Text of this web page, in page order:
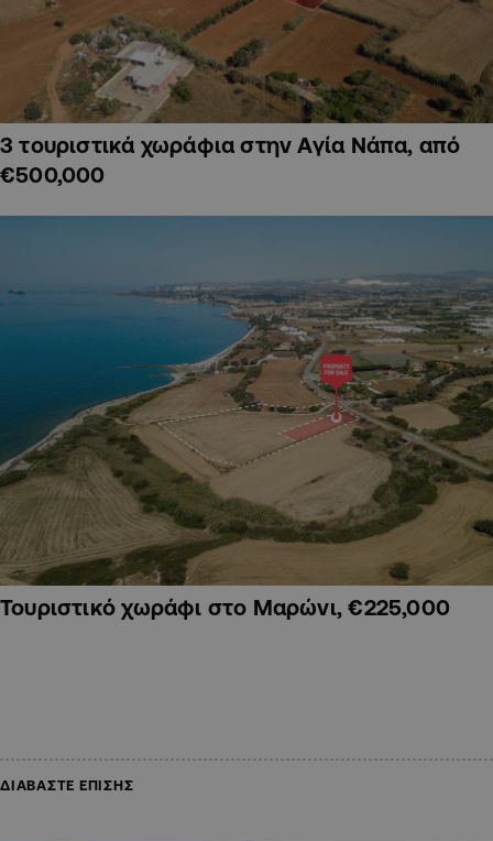
3 τουριστικά χωράφια στην Αγία Νάπα, από
€500,000
Τουριστικό χωράφι στο Μαρώνι, €225,000
ΔΙΑΒΑΣΤΕ ΕΠΙΣΗΣ